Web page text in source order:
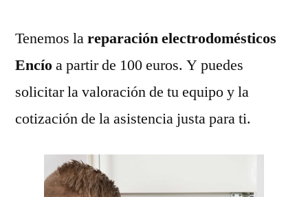
Tenemos lareparación electrodomésticos
Encíoa partir de 100 euros. Y puedes
solicitar la valoración de tu equipo y la
cotización de la asistencia justa para ti.